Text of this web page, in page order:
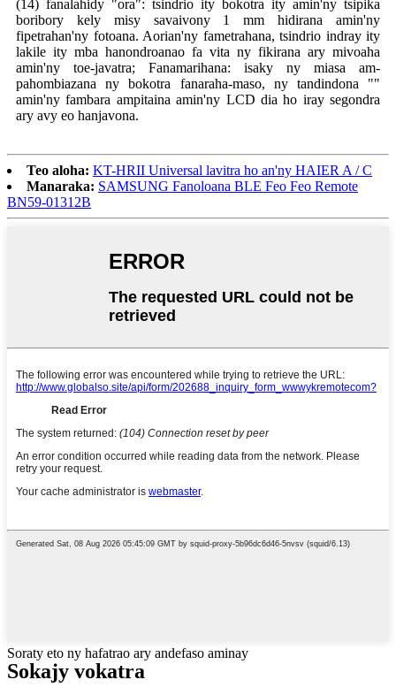
(14) fanalahidy "ora": tsindrio ity bokotra ity amin'ny tsipika
boribory kely misy savaivony 1 mm hidirana amin'ny
fipetrahan'ny fotoana. Aorian'ny fametrahana, tsindrio indray ity
lakile ity mba hanondroanao fa vita ny fikirana ary mivoaha
amin'ny toe-javatra; Fanamarihana: isaky ny miasa am-
pahombiazana ny bokotra fanaraha-maso, ny tandindona ""
amin'ny fambara ampitaina amin'ny LCD dia ho iray segondra
ary avy eo hanjavona.
Teo aloha: KT-HRII Universal lavitra ho an'ny HAIER A / C
Manaraka: SAMSUNG Fanoloana BLE Feo Feo Remote
BN59-01312B
Soraty eto ny hafatrao ary andefaso aminay
Sokajy vokatra